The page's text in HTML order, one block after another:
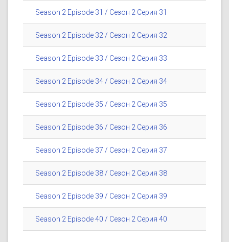
Season 2 Episode 31 / Сезон 2 Серия 31
Season 2 Episode 32 / Сезон 2 Серия 32
Season 2 Episode 33 / Сезон 2 Серия 33
Season 2 Episode 34 / Сезон 2 Серия 34
Season 2 Episode 35 / Сезон 2 Серия 35
Season 2 Episode 36 / Сезон 2 Серия 36
Season 2 Episode 37 / Сезон 2 Серия 37
Season 2 Episode 38 / Сезон 2 Серия 38
Season 2 Episode 39 / Сезон 2 Серия 39
Season 2 Episode 40 / Сезон 2 Серия 40